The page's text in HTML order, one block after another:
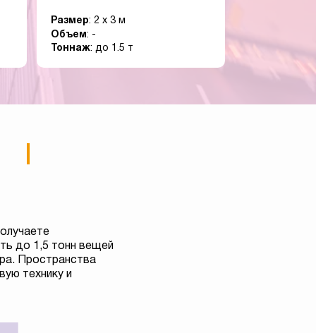
Размер: 2 x 3 м
Объем: -
Тоннаж: до 1.5 т
до 1,5 тонн вещей
Пространства
технику и